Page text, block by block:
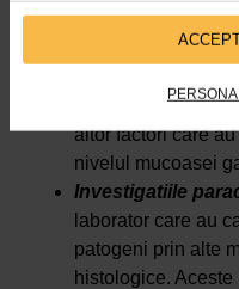
mucoasa gastrica
speciale si trimise
identificarii
altor factori care
nivelul mucoasei
Investigatiile
laborator care au
patogeni prin alte
histologice.